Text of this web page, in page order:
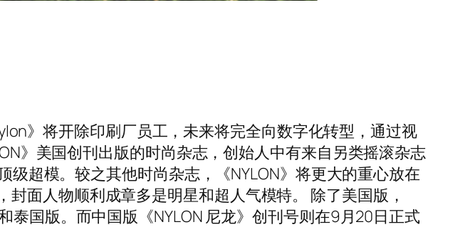
》将开除印刷厂员工，未来将完全向数字化转型，通过视
》美国创刊出版的时尚杂志，创始人中有来自另类摇滚杂志
级超模。较之其他时尚杂志，《NYLON》将更大的重心放在
面人物顺利成章多是明星和超人气模特。 除了美国版，
泰国版。而中国版《NYLON 尼龙》创刊号则在9月20日正式